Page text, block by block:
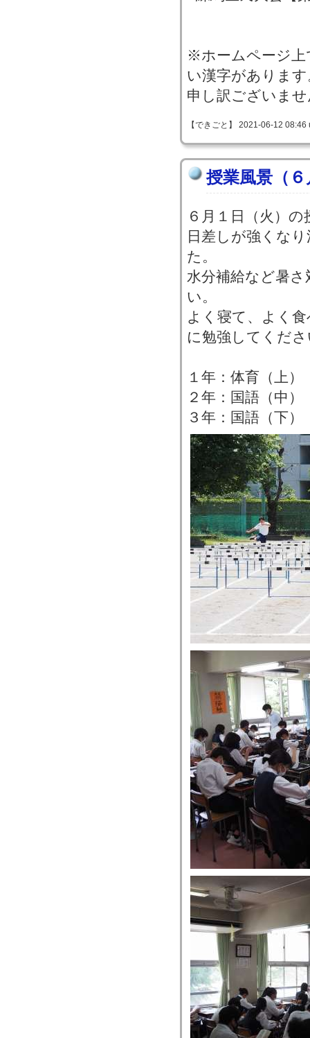
※ホームページ上
い漢字があります
申し訳ございま
【できごと】 2021-06-12
授業風景（
６月１日（火）
日差しが強くな
た。
水分補給など暑
い。
よく寝て、よく
に勉強してくだ
１年：体育（上）
２年：国語（中）
３年：国語（下）